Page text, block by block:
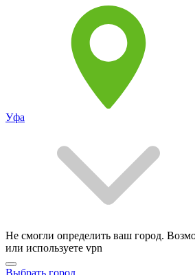
Уфа
Не смогли определить ваш город.
или используете vpn
Выбрать город